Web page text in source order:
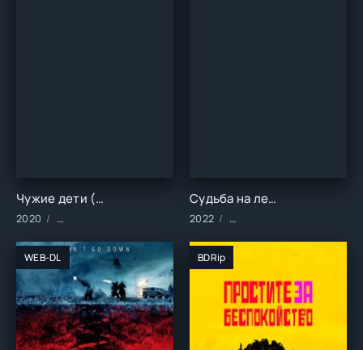
Чужие дети (2020)
2020 Сериалы/2020 год/Зарубежные/Мелодрамы
Судьба на лестничной клетке (2022)
2022 Сериалы/2022 год/
WEB-DL BDRip